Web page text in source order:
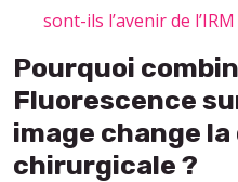
sont-ils l’avenir de
Pourquoi
Fluorescence
image change
chirurgicale ?